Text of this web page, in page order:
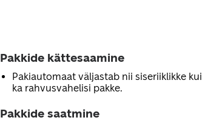
Pakkide kättesaamine
Pakiautomaat väljastab nii siseriiklikke kui
ka rahvusvahelisi pakke.
Pakkide saatmine